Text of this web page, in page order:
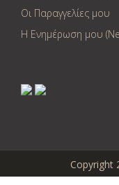
Οι Παραγγελίες μου
Η Ενημέρωση μου
Copyright